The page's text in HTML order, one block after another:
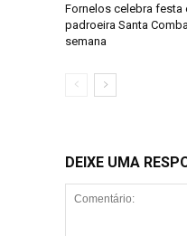
Fornelos celebra festa
padroeira Santa
semana
DEIXE UMA